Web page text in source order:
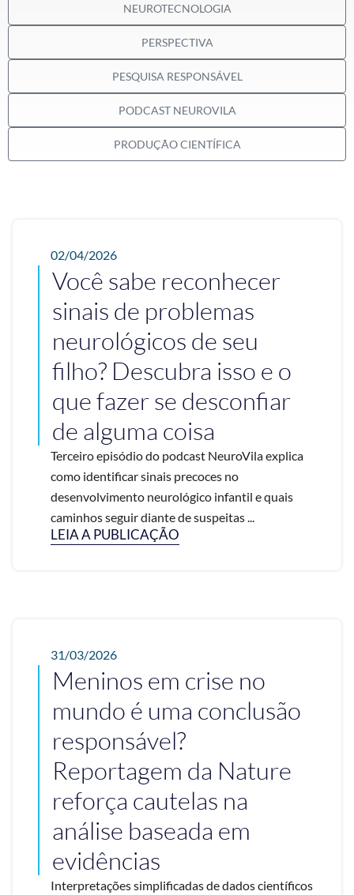
NEUROTECNOLOGIA
PERSPECTIVA
PESQUISA RESPONSÁVEL
PODCAST NEUROVILA
PRODUÇÃO CIENTÍFICA
02/04/2026
Você sabe reconhecer
sinais de problemas
neurológicos de seu
filho? Descubra isso e o
que fazer se desconfiar
de alguma coisa
Terceiro episódio do podcast NeuroVila explica
como identificar sinais precoces no
desenvolvimento neurológico infantil e quais
caminhos seguir diante de suspeitas ...
LEIA A PUBLICAÇÃO
31/03/2026
Meninos em crise no
mundo é uma conclusão
responsável?
Reportagem da Nature
reforça cautelas na
análise baseada em
evidências
Interpretações simplificadas de dados científicos